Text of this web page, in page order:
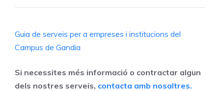
Guia de serveis per a empreses i institucions del
Campus de Gandia
Si necessites més informació o contractar algun
dels nostres serveis, contacta amb nosaltres.